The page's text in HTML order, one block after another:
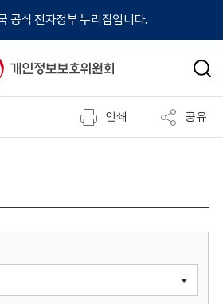
공식 전자정부 누리집입니다.
검
인쇄 공유